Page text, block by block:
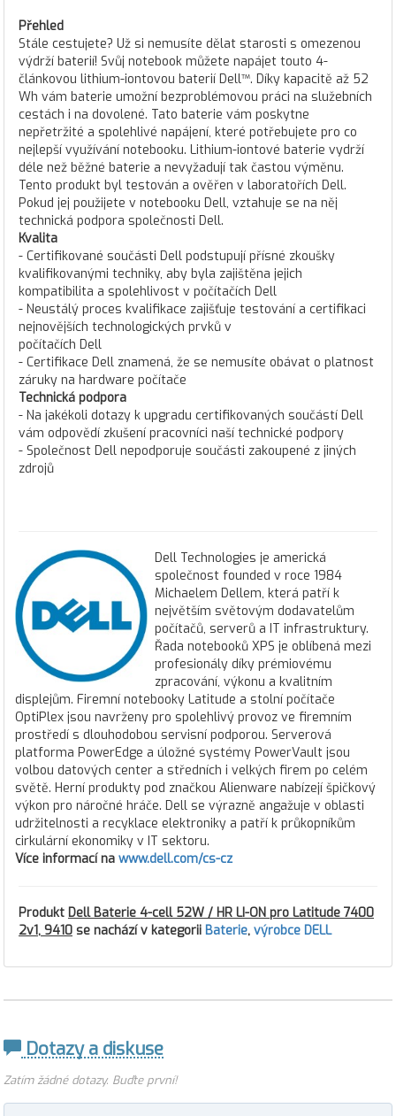
Přehled
Stále cestujete? Už si nemusíte dělat starosti s omezenou
výdrží baterií! Svůj notebook můžete napájet touto 4-
článkovou lithium-iontovou baterií Dell™. Díky kapacitě až 52
Wh vám baterie umožní bezproblémovou práci na služebních
cestách i na dovolené. Tato baterie vám poskytne
nepřetržité a spolehlivé napájení, které potřebujete pro co
nejlepší využívání notebooku. Lithium-iontové baterie vydrží
déle než běžné baterie a nevyžadují tak častou výměnu.
Tento produkt byl testován a ověřen v laboratořích Dell.
Pokud jej použijete v notebooku Dell, vztahuje se na něj
technická podpora společnosti Dell.
Kvalita
- Certifikované součásti Dell podstupují přísné zkoušky
kvalifikovanými techniky, aby byla zajištěna jejich
kompatibilita a spolehlivost v počítačích Dell
- Neustálý proces kvalifikace zajišťuje testování a certifikaci
nejnovějších technologických prvků v
počítačích Dell
- Certifikace Dell znamená, že se nemusíte obávat o platnost
záruky na hardware počítače
Technická podpora
- Na jakékoli dotazy k upgradu certifikovaných součástí Dell
vám odpovědí zkušení pracovníci naší technické podpory
- Společnost Dell nepodporuje součásti zakoupené z jiných
zdrojů
Dell Technologies je americká
společnost founded v roce 1984
Michaelem Dellem, která patří k
největším světovým dodavatelům
počítačů, serverů a IT infrastruktury.
Řada notebooků XPS je oblíbená mezi
profesionály díky prémiovému
zpracování, výkonu a kvalitním
displejům. Firemní notebooky Latitude a stolní počítače
OptiPlex jsou navrženy pro spolehlivý provoz ve firemním
prostředí s dlouhodobou servisní podporou. Serverová
platforma PowerEdge a úložné systémy PowerVault jsou
volbou datových center a středních i velkých firem po celém
světě. Herní produkty pod značkou Alienware nabízejí špičkový
výkon pro náročné hráče. Dell se výrazně angažuje v oblasti
udržitelnosti a recyklace elektroniky a patří k průkopníkům
cirkulární ekonomiky v IT sektoru.
Více informací na www.dell.com/cs-cz
Produkt Dell Baterie 4-cell 52W / HR LI-ON pro Latitude 7400
2v1, 9410 se nachází v kategorii Baterie, výrobce DELL
Dotazy a diskuse
Zatím žádné dotazy. Buďte první!